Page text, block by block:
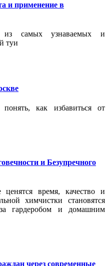
и применение в
самых узнаваемых и
туи
как избавиться от
и Безупречного
время, качество и
химчистки становятся
гардеробом и домашним
через современные